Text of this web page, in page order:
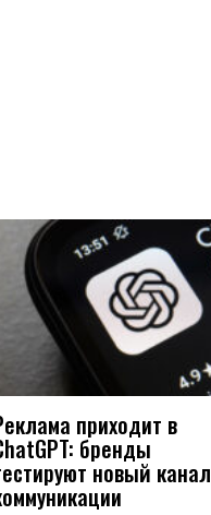
приходит в
бренды
новый канал